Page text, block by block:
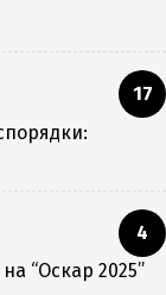
17
4
“Оскар 2025”